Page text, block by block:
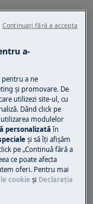
de
a-
a ne
și promovare. De
utilizezi site-ul, cu
Dând click pe
utilizarea modulelor
personalizată în
și să îţi afișăm
pe „Continuă fără a
ce poate afecta
oferi. Pentru mai
cookie și Declaraţia
Continuați fără a accepta